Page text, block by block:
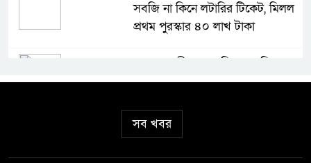
সবজি না কিনে লটারির টিকেট, মিলল
প্রথম পুরস্কার ৪০ লাখ টাকা
মহেশপুর সীমান্তে অভিযান চালিয়ে
আসামীবিহীন ভারতীয় মদ, গাঁজা ও
ঝিনাইদহে তৈরি হচ্ছে দেশের প্রথম
ধাপের ‘স্পোর্টস ভিলেজ’ ক্রীড়া মন্ত্রী
সব খবর